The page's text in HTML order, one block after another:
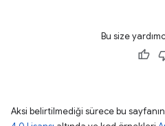
Bu size
Aksi belirtilmediği sürece bu